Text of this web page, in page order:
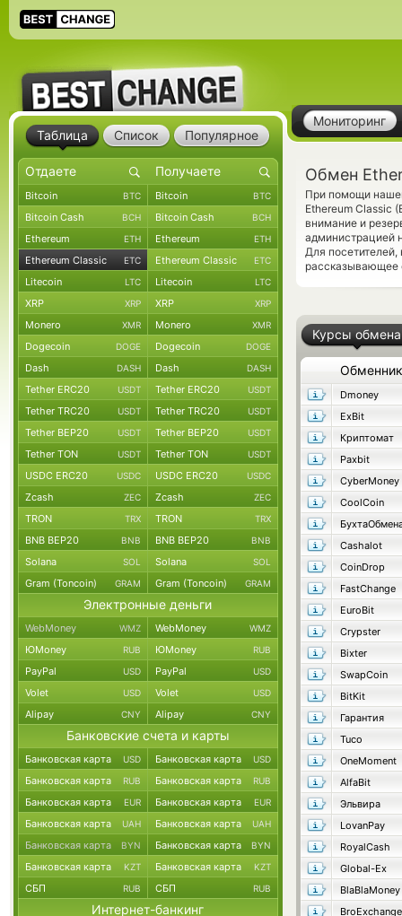
Мониторинг
Обмен
При помощи
Ethereum Classic
внимание и
администрацией
Для
рассказывающее
Курсы обмена
Обменник
Dmoney
ExBit
Криптомат
Paxbit
CyberMoney
CoolCoin
Cashalot
CoinDrop
FastChange
EuroBit
Crypster
Bixter
SwapCoin
BitKit
Гарантия
Tuco
OneMoment
AlfaBit
Эльвира
LovanPay
RoyalCash
Global-Ex
BlaBlaMoney
BroExchange
Таблица Список Популярное
Bitcoin BTC Bitcoin BTC
Bitcoin Cash BCH Bitcoin Cash BCH
Ethereum ETH Ethereum ETH
Ethereum Classic ETC Ethereum Classic ETC
Litecoin LTC Litecoin LTC
XRP XRP XRP XRP
Monero XMR Monero XMR
Dogecoin DOGE Dogecoin DOGE
Dash DASH Dash DASH
Tether ERC20 USDT Tether ERC20 USDT
Tether TRC20 USDT Tether TRC20 USDT
Tether BEP20 USDT Tether BEP20 USDT
Tether TON USDT Tether TON USDT
USDC ERC20 USDC USDC ERC20 USDC
Zcash ZEC Zcash ZEC
TRON TRX TRON TRX
BNB BEP20 BNB BNB BEP20 BNB
Solana SOL Solana SOL
Gram (Toncoin) GRAM Gram (Toncoin) GRAM
Электронные деньги
WebMoney WMZ WebMoney WMZ
ЮMoney RUB ЮMoney RUB
PayPal USD PayPal USD
Volet USD Volet USD
Alipay CNY Alipay CNY
Банковские счета и карты
Банковская карта USD Банковская карта USD
Банковская карта RUB Банковская карта RUB
Банковская карта EUR Банковская карта EUR
Банковская карта UAH Банковская карта UAH
Банковская карта BYN Банковская карта BYN
Банковская карта KZT Банковская карта KZT
СБП RUB СБП RUB
Интернет-банкинг